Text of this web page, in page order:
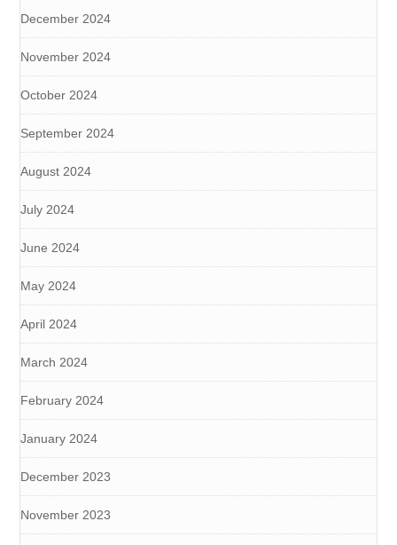
December 2024
November 2024
October 2024
September 2024
August 2024
July 2024
June 2024
May 2024
April 2024
March 2024
February 2024
January 2024
December 2023
November 2023